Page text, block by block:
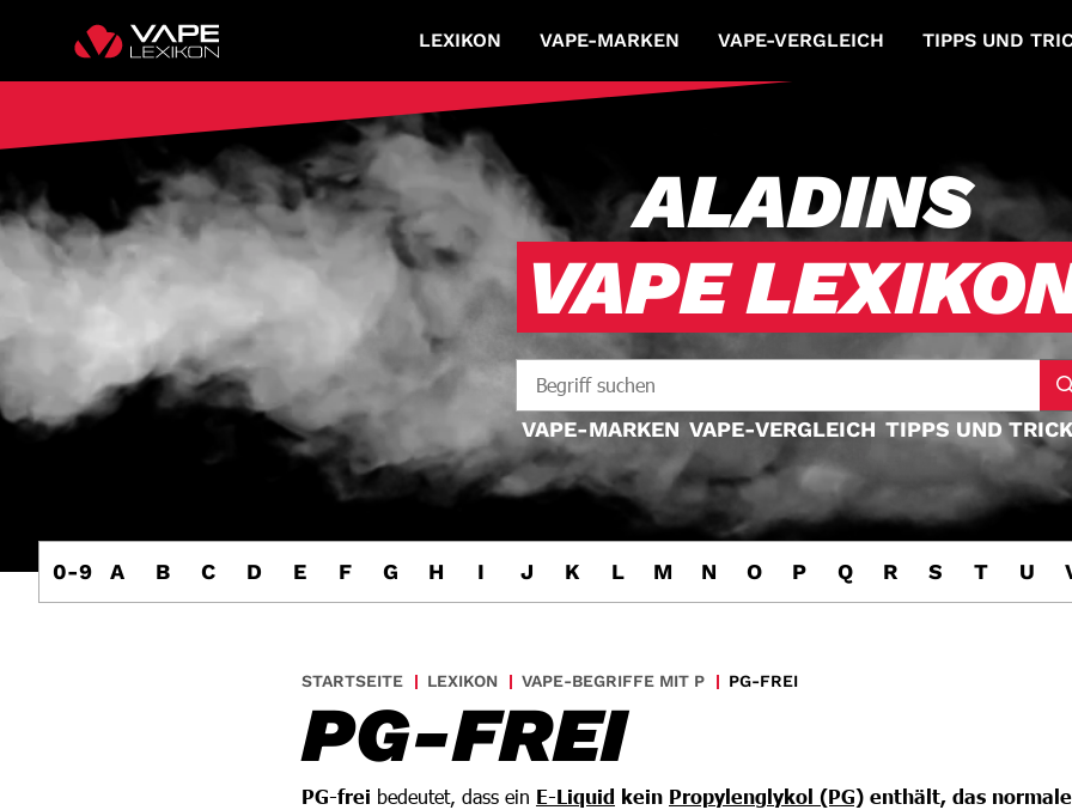
LEXIKON VAPE-MARKEN VAPE-VERGLEICH TIPPS UND
ALADINS
VAPE
VAPE-MARKEN VAPE-VERGLEICH TIPPS UND
0-9 A B C D E F G H I J K L M N O P Q R S T U
STARTSEITE LEXIKON VAPE-BEGRIFFE MIT P PG-FREI
PG-FREI
PG-frei bedeutet, dass ein E-Liquid kein Propylenglykol (PG) enthält, das